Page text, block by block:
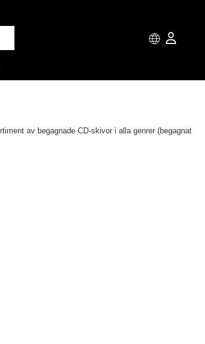
av begagnade CD-skivor i alla genrer (begagnat